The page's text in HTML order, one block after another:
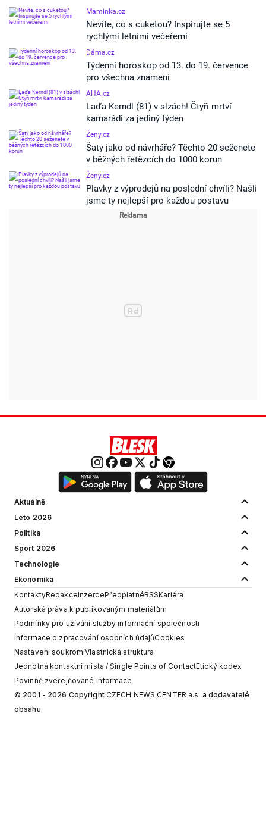
Maminka.cz
Nevíte, co s cuketou? Inspirujte se 5
rychlými letními večeřemi
Dáma.cz
Týdenní horoskop od 13. do 19. července
pro všechna znamení
AHA.cz
Laďa Kerndl (81) v slzách! Čtyři mrtví
kamarádi za jediný týden
Ženy.cz
Šaty jako od návrháře? Těchto 20 seženete
v běžných řetězcích do 1000 korun
Ženy.cz
Plavky z výprodejů na poslední chvíli? Našli
jsme ty nejlepší pro každou postavu
Aktuálně
Léto 2026
Politika
Sport 2026
Technologie
Ekonomika
KontaktyRedakceInzercePředplatnéRSSKariéra
Autorská práva k publikovaným materiálům
Podmínky pro užívání služby informační společnosti
Informace o zpracování osobních údajůCookies
Nastavení soukromíVlastnická struktura
Jednotná kontaktní místa / Single Points of ContactEtický kodex
Povinně zveřejňované informace
© 2001 - 2026 Copyright CZECH NEWS CENTER a.s. a dodavatelé
obsahu